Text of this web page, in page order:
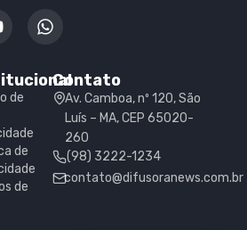
de
de
de
Contato
Av. Camboa, nº 120, São
Luís – MA, CEP 65020-
260
(98) 3222-1234
contato@difusoranews.com.br